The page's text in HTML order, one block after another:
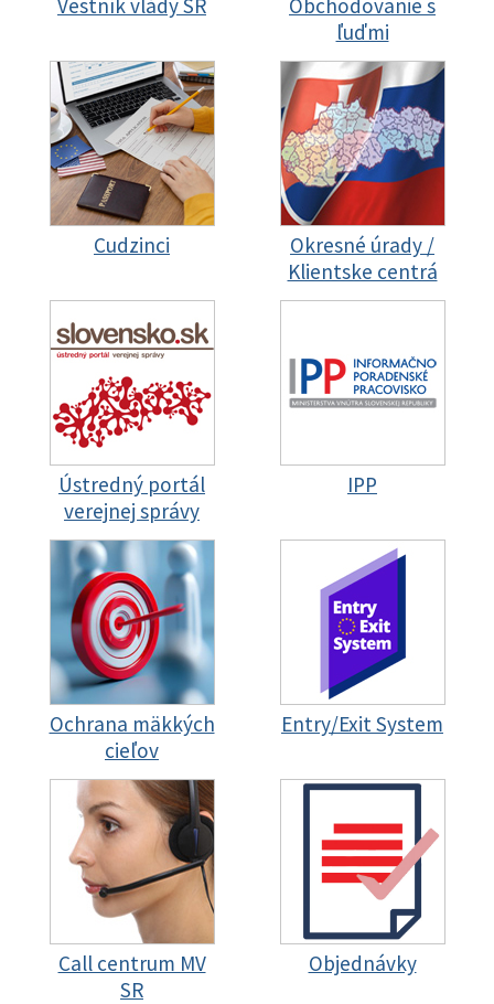
ľuďmi
Cudzinci
Okresné úrady /
Klientske centrá
Ústredný portál
verejnej správy
IPP
Ochrana mäkkých
cieľov
Entry/Exit System
Call centrum MV
SR
Objednávky